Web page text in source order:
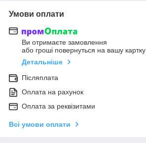
Умови оплати
Ви отримаєте замовлення
або гроші повернуться на вашу картку
Детальніше
Післяплата
Оплата на рахунок
Оплата за реквізитами
Всі умови оплати